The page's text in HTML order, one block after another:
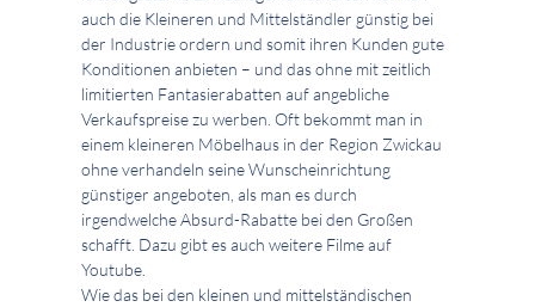
auch die Kleineren und Mittelständler günstig bei
der Industrie ordern und somit ihren Kunden gute
Konditionen anbieten – und das ohne mit zeitlich
limitierten Fantasierabatten auf angebliche
Verkaufspreise zu werben. Oft bekommt man in
einem kleineren Möbelhaus in der Region Zwickau
ohne verhandeln seine Wunscheinrichtung
günstiger angeboten, als man es durch
irgendwelche Absurd-Rabatte bei den Großen
schafft. Dazu gibt es auch weitere Filme auf
Youtube.
Wie das bei den kleinen und mittelständischen